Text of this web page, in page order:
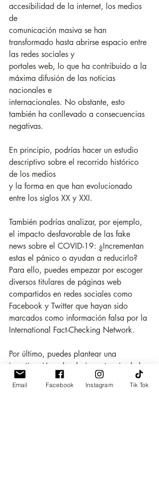
accesibilidad de la internet, los medios
de
comunicación masiva se han
transformado hasta abrirse espacio entre
las redes sociales y
portales web, lo que ha contribuido a la
máxima difusión de las noticias
nacionales e
internacionales. No obstante, esto
también ha conllevado a consecuencias
negativas.
En principio, podrías hacer un estudio
descriptivo sobre el recorrido histórico
de los medios
y la forma en que han evolucionado
entre los siglos XX y XXI.
También podrías analizar, por ejemplo,
el impacto desfavorable de las fake
news sobre el COVID-19: ¿Incrementan
estas el pánico o ayudan a reducirlo?
Para ello, puedes empezar por escoger
diversos titulares de páginas web
compartidos en redes sociales como
Facebook y Twitter que hayan sido
marcados como información falsa por la
International Fact-Checking Network.
Por último, puedes plantear una
investigación sobre la importancia de la
ética en los nuevos
procesos de comunicación, de modo
Email Facebook Instagram Tik Tok